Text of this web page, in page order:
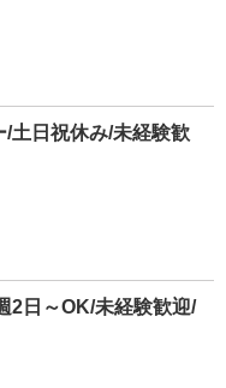
土日祝休み/未経験歓
2日～OK/未経験歓迎/